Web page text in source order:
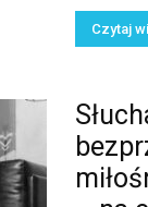
Czytaj